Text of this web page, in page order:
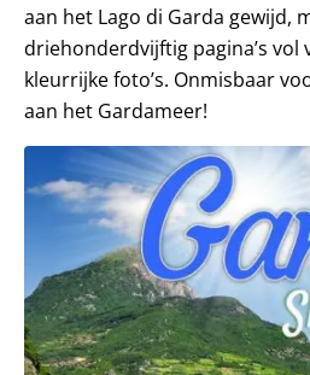
aan het Lago di Garda gewijd,
driehonderdvijftig pagina’s vol
kleurrijke foto’s. Onmisbaar
aan het Gardameer!